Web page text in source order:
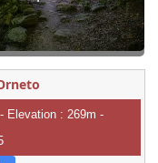
Elevation : 269m -